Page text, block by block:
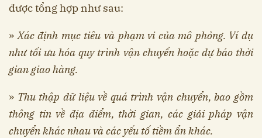
được tổng hợp như sau:
» Xác định mục tiêu và phạm vi của mô phỏng. Ví dụ
như tối ưu hóa quy trình vận chuyển hoặc dự báo thời
gian giao hàng.
» Thu thập dữ liệu về quá trình vận chuyển, bao gồm
thông tin về địa điểm, thời gian, các giải pháp vận
chuyển khác nhau và các yếu tố tiềm ẩn khác.